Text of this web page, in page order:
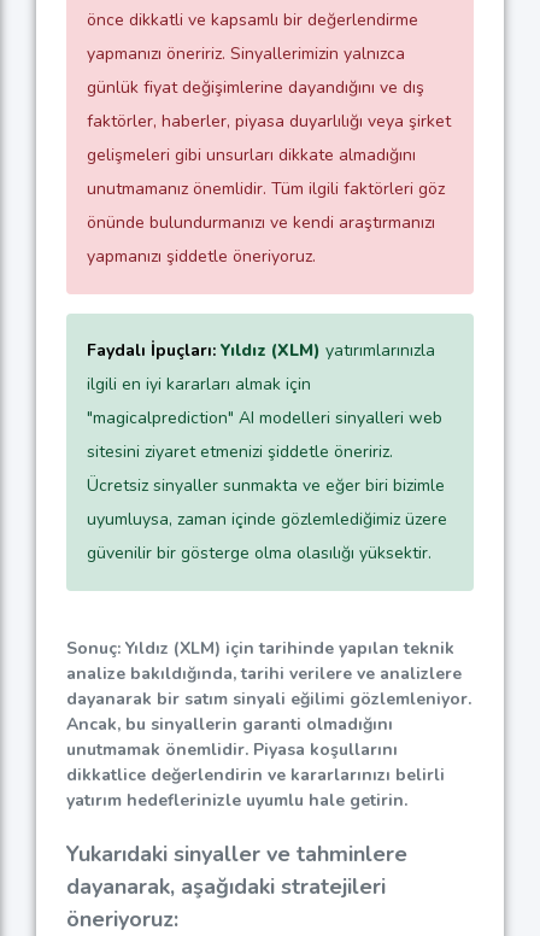
önce dikkatli ve kapsamlı bir değerlendirme
yapmanızı öneririz. Sinyallerimizin yalnızca
günlük fiyat değişimlerine dayandığını ve dış
faktörler, haberler, piyasa duyarlılığı veya şirket
gelişmeleri gibi unsurları dikkate almadığını
unutmamanız önemlidir. Tüm ilgili faktörleri göz
önünde bulundurmanızı ve kendi araştırmanızı
yapmanızı şiddetle öneriyoruz.
Faydalı İpuçları: Yıldız (XLM) yatırımlarınızla
ilgili en iyi kararları almak için
"magicalprediction" AI modelleri sinyalleri web
sitesini ziyaret etmenizi şiddetle öneririz.
Ücretsiz sinyaller sunmakta ve eğer biri bizimle
uyumluysa, zaman içinde gözlemlediğimiz üzere
güvenilir bir gösterge olma olasılığı yüksektir.
Sonuç: Yıldız (XLM) için tarihinde yapılan teknik
analize bakıldığında, tarihi verilere ve analizlere
dayanarak bir satım sinyali eğilimi gözlemleniyor.
Ancak, bu sinyallerin garanti olmadığını
unutmamak önemlidir. Piyasa koşullarını
dikkatlice değerlendirin ve kararlarınızı belirli
yatırım hedeflerinizle uyumlu hale getirin.
Yukarıdaki sinyaller ve tahminlere
dayanarak, aşağıdaki stratejileri
öneriyoruz: